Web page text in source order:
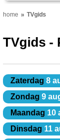
home TVgids
TVgids -
Zaterdag 8
Zondag 9
Maandag 10
Dinsdag 11